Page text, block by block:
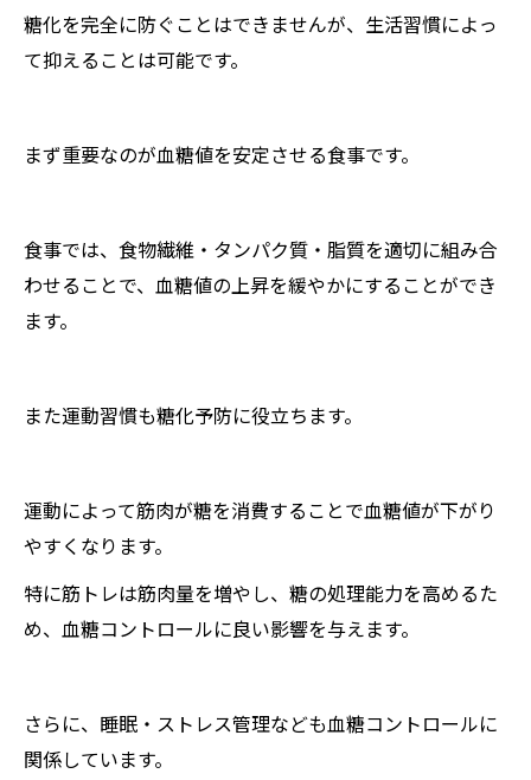
糖化を完全に防ぐことはできませんが、生活習慣によっ
て抑えることは可能です。
まず重要なのが血糖値を安定させる食事です。
食事では、食物繊維・タンパク質・脂質を適切に組み合
わせることで、血糖値の上昇を緩やかにすることができ
ます。
また運動習慣も糖化予防に役立ちます。
運動によって筋肉が糖を消費することで血糖値が下がり
やすくなります。
特に筋トレは筋肉量を増やし、糖の処理能力を高めるた
め、血糖コントロールに良い影響を与えます。
さらに、睡眠・ストレス管理なども血糖コントロールに
関係しています。